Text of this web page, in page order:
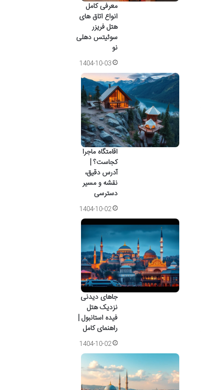
معرفی کامل
انواع اتاق های
هتل فریزر
سوئیتس دهلی
نو
1404-10-03
اقامتگاه ماجرا
کجاست؟ |
آدرس دقیق،
نقشه و مسیر
دسترسی
1404-10-02
جاهای دیدنی
نزدیک هتل
فیده استانبول |
راهنمای کامل
1404-10-02